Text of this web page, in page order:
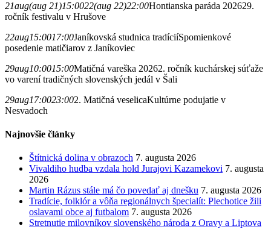
21aug(aug 21)15:0022(aug 22)22:00Hontianska paráda 202629.
ročník festivalu v Hrušove
22aug15:0017:00Janíkovská studnica tradíciíSpomienkové
posedenie matičiarov z Janíkoviec
29aug10:0015:00Matičná vareška 20262. ročník kuchárskej súťaže
vo varení tradičných slovenských jedál v Šali
29aug17:0023:002. Matičná veselicaKultúrne podujatie v
Nesvadoch
Najnovšie články
Štítnická dolina v obrazoch 7. augusta 2026
Vivaldiho hudba vzdala hold Jurajovi Kazamekovi 7. augusta
2026
Martin Rázus stále má čo povedať aj dnešku 7. augusta 2026
Tradície, folklór a vôňa regionálnych špecialít: Plechotice žili
oslavami obce aj futbalom 7. augusta 2026
Stretnutie milovníkov slovenského národa z Oravy a Liptova